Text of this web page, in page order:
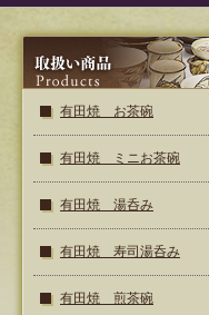
有田焼 お茶碗
有田焼 ミニお茶碗
有田焼 湯呑み
有田焼 寿司湯呑み
有田焼 煎茶碗